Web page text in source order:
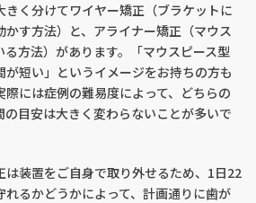
く分けてワイヤー矯正（ブラケットに
かす方法）と、アライナー矯正（マウス
る方法）があります。「マウスピース型
短い」というイメージをお持ちの方も
には症例の難易度によって、どちらの
の目安は大きく変わらないことが多いで
は装置をご自身で取り外せるため、1日22
るかどうかによって、計画通りに歯が